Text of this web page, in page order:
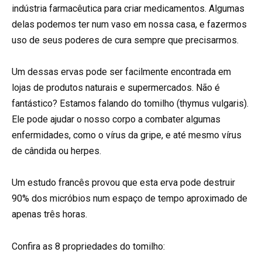
indústria farmacêutica para criar medicamentos. Algumas
delas podemos ter num vaso em nossa casa, e fazermos
uso de seus poderes de cura sempre que precisarmos.
Um dessas ervas pode ser facilmente encontrada em
lojas de produtos naturais e supermercados. Não é
fantástico? Estamos falando do tomilho (thymus vulgaris).
Ele pode ajudar o nosso corpo a combater algumas
enfermidades, como o vírus da gripe, e até mesmo vírus
de cândida ou herpes.
Um estudo francês provou que esta erva pode destruir
90% dos micróbios num espaço de tempo aproximado de
apenas três horas.
Confira as 8 propriedades do tomilho: